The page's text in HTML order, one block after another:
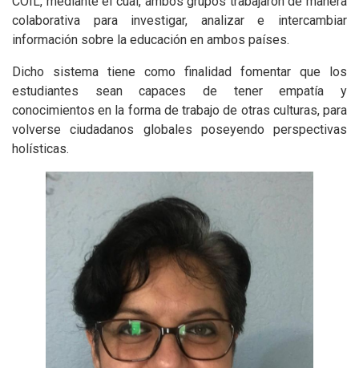
colaborativa para investigar, analizar e intercambiar
información sobre la educación en ambos países.
Dicho sistema tiene como finalidad fomentar que los
estudiantes sean capaces de tener empatía y
conocimientos en la forma de trabajo de otras culturas, para
volverse ciudadanos globales poseyendo perspectivas
holísticas.